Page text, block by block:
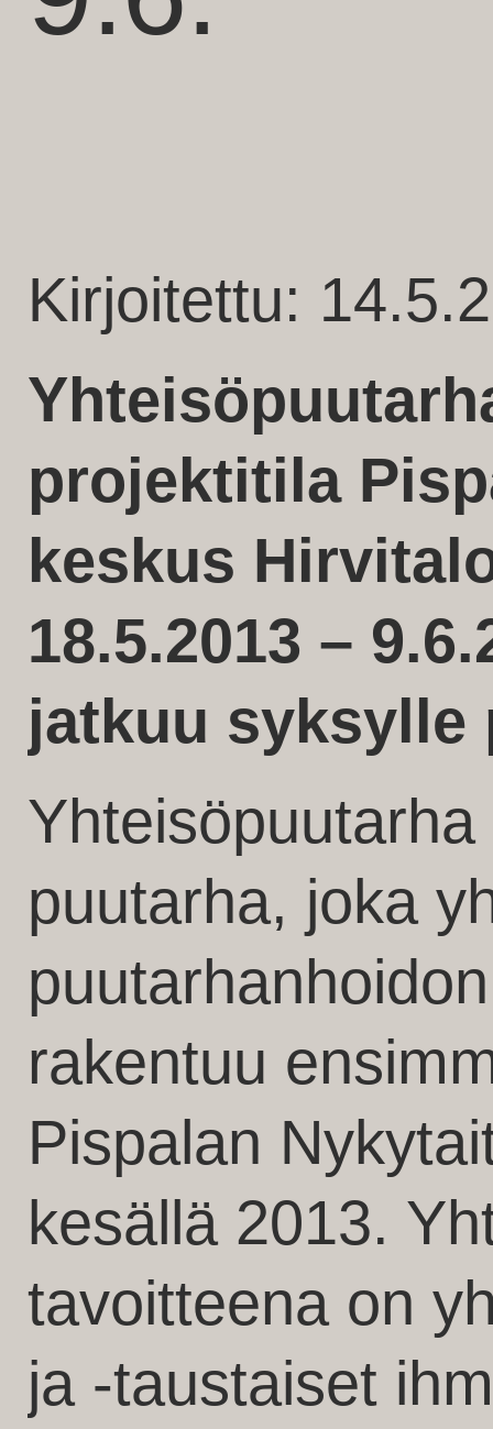
Kirjoitettu:
projektitila
keskus
18.5.2013 –
jatkuu syksylle
puutarha, joka
rakentuu
Pispalan
kesällä 2013.
tavoitteena on
ja -taustaiset